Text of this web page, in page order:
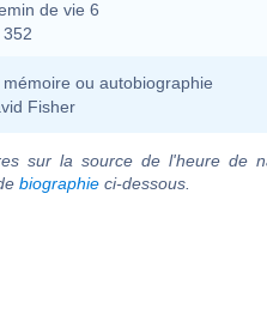
de vie 6
352
mémoire ou autobiographie
Fisher
sur la source de l'heure de
biographie ci-dessous.